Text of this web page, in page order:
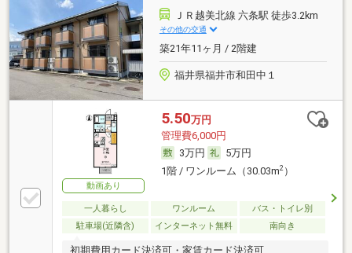
ＪＲ越美北線 六条駅 徒歩3.2km
その他の交通
築21年11ヶ月 / 2階建
福井県福井市和田中１
動画あり
5.50万円
管理費6,000円
3万円
5万円
1階 / ワンルーム（30.03m2）
一人暮らし ワンルーム
バス・トイレ別
駐車場(近隣含)
インターネット無料 南向き
初期費用カード決済可・家賃カード決済可